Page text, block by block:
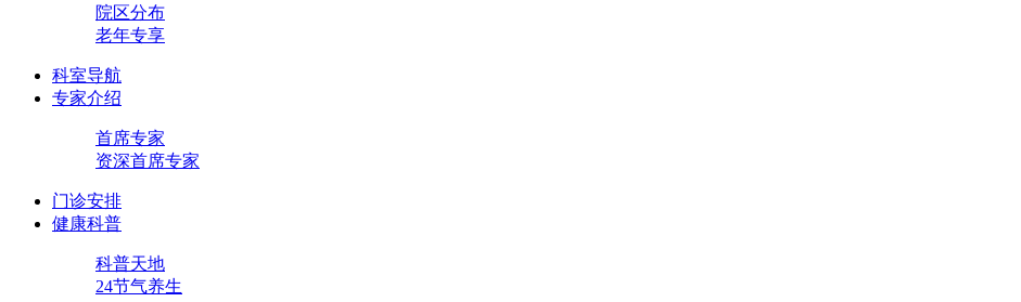
院区分布
老年专享
科室导航
专家介绍
首席专家
资深首席专家
门诊安排
健康科普
科普天地
24节气养生